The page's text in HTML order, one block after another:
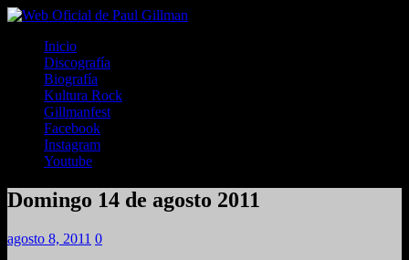
Inicio
Discografía
Biografía
Kultura Rock
Gillmanfest
Facebook
Instagram
Youtube
Domingo 14 de agosto 2011
agosto 8, 2011 0